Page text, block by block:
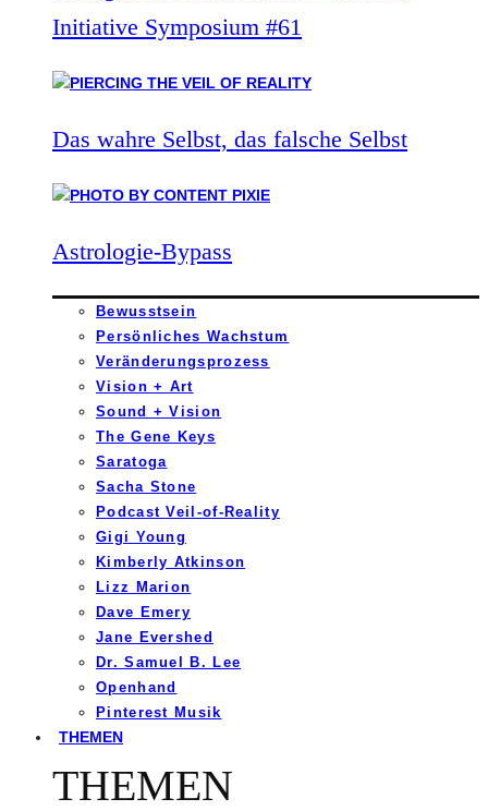
Initiative Symposium #61
Das wahre Selbst, das falsche Selbst
Astrologie-Bypass
Bewusstsein
Persönliches Wachstum
Veränderungsprozess
Vision + Art
Sound + Vision
The Gene Keys
Saratoga
Sacha Stone
Podcast Veil-of-Reality
Gigi Young
Kimberly Atkinson
Lizz Marion
Dave Emery
Jane Evershed
Dr. Samuel B. Lee
Openhand
Pinterest Musik
THEMEN
THEMEN